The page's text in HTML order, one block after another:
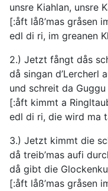
unsre Kiahlan, unsre
[:åft låß’mas gråsen
edl di ri, im greanen
2.) Jetzt fångt dås
då singan d’Lercherl
und schreit da Guggu
[:åft kimmt a
edl di ri, die wird ma
3.) Jetzt kimmt die
då treib’mas aufi
då gibt die
[:åft låß’mas gråsen